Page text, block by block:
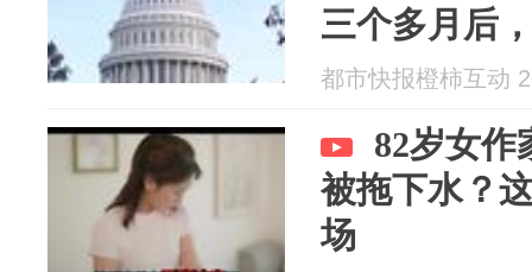
三个多月后
手合作，共
都市快报橙柿互动
82岁女作
被拖下水？
场